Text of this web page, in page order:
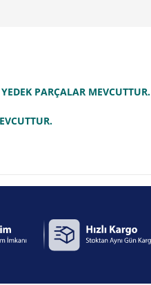
PARÇALAR MEVCUTTUR.